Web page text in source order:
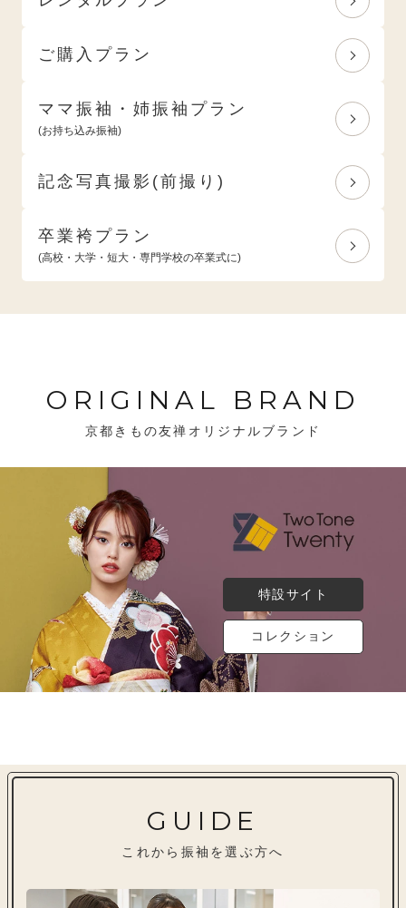
ご購入プラン
ママ振袖・姉振袖プラン
(お持ち込み振袖)
記念写真撮影(前撮り)
卒業袴プラン
(高校・大学・短大・専門学校の卒業式に)
ORIGINAL BRAND
京都きもの友禅オリジナルブランド
特設サイト
コレクション
GUIDE
これから振袖を選ぶ方へ